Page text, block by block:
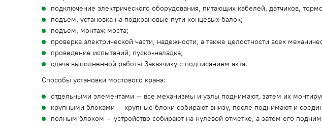
подключение электрического оборудования, питающих кабелей, датчиков,
подъем, установка на подкрановые пути концевых балок;
подъем, монтаж моста;
проверка электрической части, надежности, а также целостности всех
проведение испытаний, пуско-наладка;
сдача выполненной работы Заказчику с подписанием акта.
Способы установки мостового крана:
отдельными элементами – все механизмы и узлы поднимают, затем их
крупными блоками – крупные блоки собирают внизу, после поднимают и
полным блоком – устройство собирают на нулевой отметке, а затем его